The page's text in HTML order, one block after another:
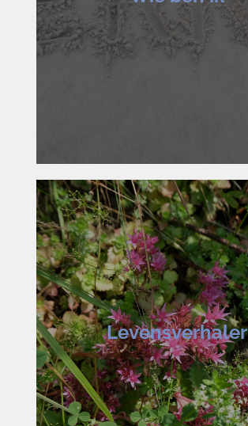
Levensverhaler